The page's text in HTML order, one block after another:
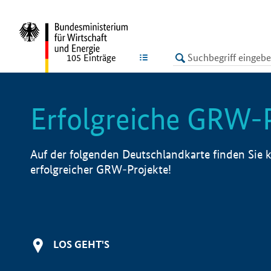
LISTE
105 Einträge
Erfolgreiche
Auf der folgenden Deutschlandkarte finden Sie
erfolgreicher GRW-Projekte!
LOS GEHT'S